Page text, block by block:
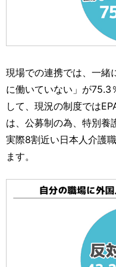
現場での連携では、一緒
に働いていない」が75.3
して、現況の制度では
は、公募制の為、特別養
実際8割近い日本人介護
ます。